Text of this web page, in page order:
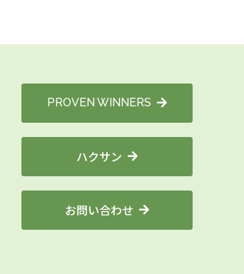
PROVEN WINNERS
ハクサン
お問い合わせ